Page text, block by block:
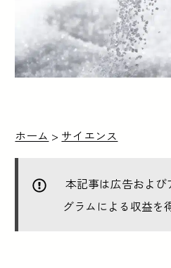
ホーム > サイエンス
本記事は広告および
グラムによる収益を